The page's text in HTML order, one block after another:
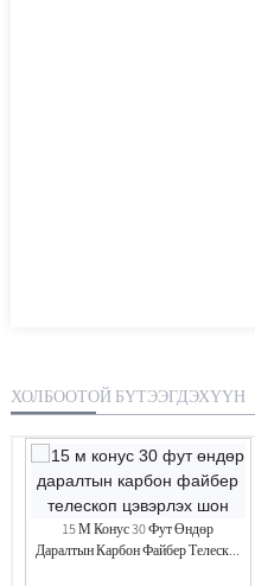
ХОЛБООТОЙ БҮТЭЭГДЭХҮҮН
15 М Конус 30 Фут Өндөр
Даралтын Карбон Файбер Телеск...